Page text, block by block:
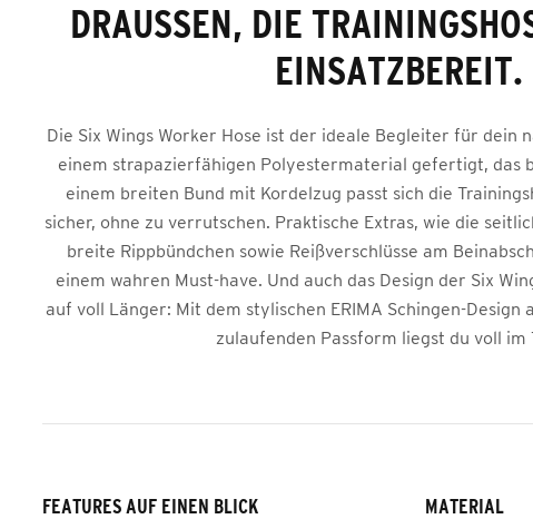
DRAUSSEN, DIE
INSATZBEREIT.
Die Six Wings Worker Hose ist der ideale Begleiter für dein
einem strapazierfähigen Polyestermaterial gefertigt, das
einem breiten Bund mit Kordelzug passt sich die
sicher, ohne zu verrutschen. Praktische Extras, wie die
breite Rippbündchen sowie Reißverschlüsse am
einem wahren Must-have. Und auch das Design der Six
auf voll Länger: Mit dem stylischen ERIMA Schingen-Design
zulaufenden Passform liegst du voll im
FEATURES AUF EINEN BLICK MATERIAL